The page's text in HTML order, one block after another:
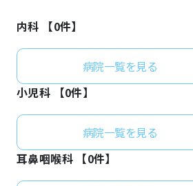
内科 【0件】
病院一覧を見る
小児科 【0件】
病院一覧を見る
耳鼻咽喉科 【0件】